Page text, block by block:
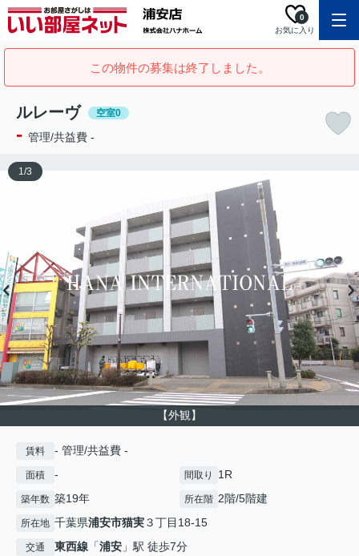
お気に入り
0
この物件の募集は終了しました。
ルレーヴ 空室0
- 管理/共益費 -
【外観】
1/3
賃料 - 管理/共益費 -
面積 - 間取り 1R
築年数 築19年 所在階 2階/5階建
所在地 千葉県浦安市猫実３丁目18-15
交通 東西線 「浦安 」駅 徒歩7分